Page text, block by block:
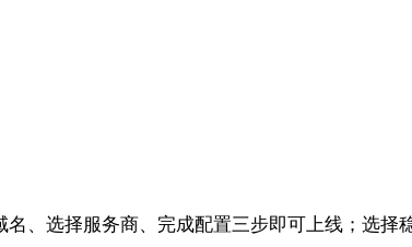
、选择服务商、完成配置三步即可上线；选择